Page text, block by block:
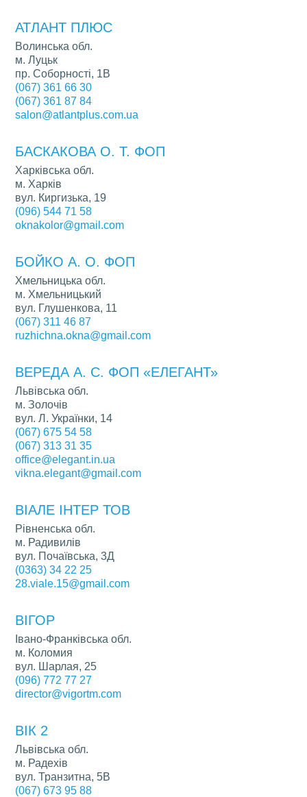
АТЛАНТ ПЛЮС
Волинська обл.
м. Луцьк
пр. Соборності, 1В
(067) 361 66 30
(067) 361 87 84
salon@atlantplus.com.ua
БАСКАКОВА О. Т. ФОП
Харківська обл.
м. Харків
вул. Киргизька, 19
(096) 544 71 58
oknakolor@gmail.com
БОЙКО А. О. ФОП
Хмельницька обл.
м. Хмельницький
вул. Глушенкова, 11
(067) 311 46 87
ruzhichna.okna@gmail.com
ВЕРЕДА А. С. ФОП «ЕЛЕГАНТ»
Львівська обл.
м. Золочів
вул. Л. Українки, 14
(067) 675 54 58
(067) 313 31 35
office@elegant.in.ua
vikna.elegant@gmail.com
ВІАЛЕ ІНТЕР ТОВ
Рівненська обл.
м. Радивилів
вул. Почаївська, 3Д
(0363) 34 22 25
28.viale.15@gmail.com
ВІГОР
Івано-Франківська обл.
м. Коломия
вул. Шарлая, 25
(096) 772 77 27
director@vigortm.com
ВІК 2
Львівська обл.
м. Радехів
вул. Транзитна, 5В
(067) 673 95 88